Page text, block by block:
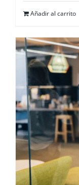
Añadir al carrito